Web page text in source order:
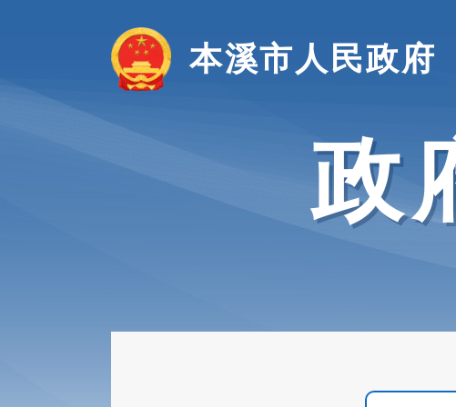
本溪市人民政府
政